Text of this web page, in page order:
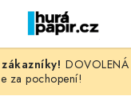
za pochopení!